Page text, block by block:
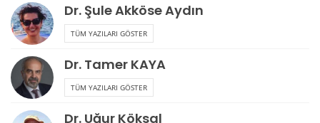
Dr. Şule Akköse Aydın
TÜM YAZILARI GÖSTER
Dr. Tamer KAYA
TÜM YAZILARI GÖSTER
Dr. Uğur Köksal